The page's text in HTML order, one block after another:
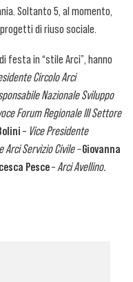
Soltanto 5, al momento,
di riuso sociale.
festa in “stile Arci”, hanno
Circolo Arci
Nazionale Sviluppo
Forum Regionale III Settore
– Vice Presidente
Arci Servizio Civile –Giovanna
Pesce– Arci Avellino.